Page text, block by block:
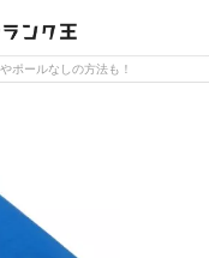
ポールなしの方法も！